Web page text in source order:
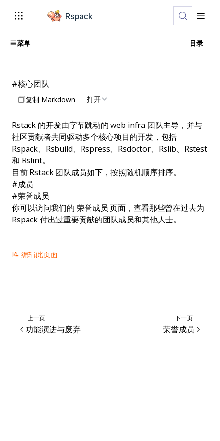
菜单 目录
#核心团队
复制 Markdown 打开
Rstack 的开发由字节跳动的 web infra 团队主导，并与
社区贡献者共同驱动多个核心项目的开发，包括
Rspack、 Rsbuild、 Rspress、 Rsdoctor、 Rslib、 Rstest
和 Rslint。
目前 Rstack 团队成员如下，按照随机顺序排序。
#成员
#荣誉成员
你可以访问我们的 荣誉成员 页面，查看那些曾在过去为
Rspack 付出过重要贡献的团队成员和其他人士。
📝 编辑此页面
上一页
功能演进与废弃
下一页
荣誉成员